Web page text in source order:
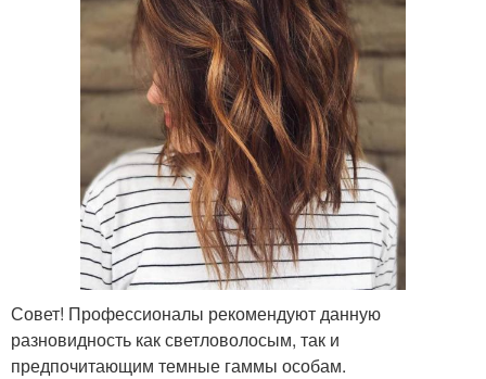
Совет! Профессионалы рекомендуют данную
разновидность как светловолосым, так и
предпочитающим темные гаммы особам.